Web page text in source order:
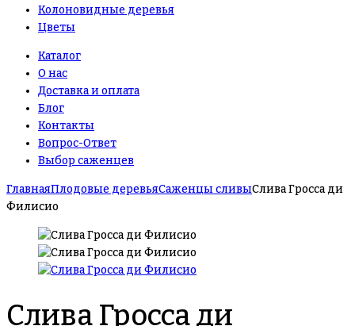
Колоновидные деревья
Цветы
Каталог
О нас
Доставка и оплата
Блог
Контакты
Вопрос-Ответ
Выбор саженцев
ГлавнаяПлодовые деревьяСаженцы сливыСлива Гросса ди
Филисио
Слива Гросса ди